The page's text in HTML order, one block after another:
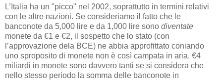
L’Italia ha un "picco" nel 2002, soprattutto in termini relativi
con le altre nazioni. Se consideriamo il fatto che le
banconote da 5,000 lire e da 1,000 lire sono diventate
monete da €1 e €2, il sospetto che lo stato (con
l’approvazione dela BCE) ne abbia approfittato coniando
uno sproposito di monete non è così campata in aria. €4
miliardi in monete sono davvero tanti se si considera che
nello stesso periodo la somma delle banconote in